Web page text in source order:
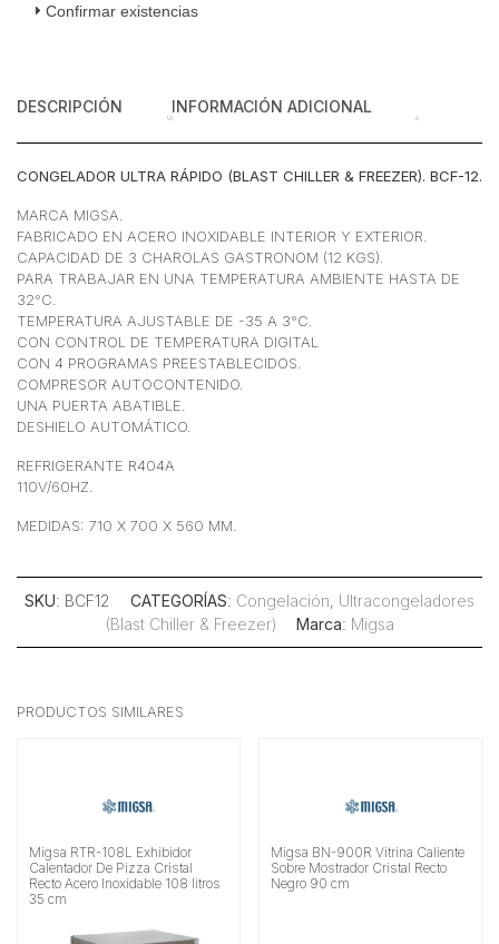
AceroConfirmar existencias
DESCRIPCIÓN INFORMACIÓN ADICIONAL
CONGELADOR ULTRA RÁPIDO (BLAST CHILLER & FREEZER). BCF-12.
MARCA MIGSA.
FABRICADO EN ACERO INOXIDABLE INTERIOR Y EXTERIOR.
CAPACIDAD DE 3 CHAROLAS GASTRONOM (12 KGS).
PARA TRABAJAR EN UNA TEMPERATURA AMBIENTE HASTA DE
32°C.
TEMPERATURA AJUSTABLE DE -35 A 3°C.
CON CONTROL DE TEMPERATURA DIGITAL
CON 4 PROGRAMAS PREESTABLECIDOS.
COMPRESOR AUTOCONTENIDO.
UNA PUERTA ABATIBLE.
DESHIELO AUTOMÁTICO.
REFRIGERANTE R404A
110V/60HZ.
MEDIDAS: 710 X 700 X 560 MM.
SKU: BCF12 CATEGORÍAS: Congelación, Ultracongeladores
(Blast Chiller & Freezer)
Marca: Migsa
PRODUCTOS SIMILARES
Migsa RTR-108L Exhibidor
Calentador De Pizza Cristal
Recto Acero Inoxidable 108 litros
35 cm
Migsa BN-900R Vitrina Caliente
Sobre Mostrador Cristal Recto
Negro 90 cm